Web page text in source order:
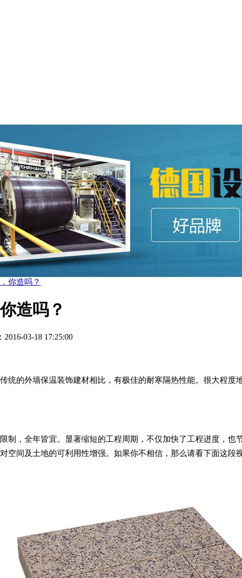
你造吗？
造吗？
2016-03-18 17:25:00
统的外墙保温装饰建材相比，有极佳的耐寒隔热性能。很大程
制，全年皆宜。显著缩短的工程周期，不仅加快了工程进度，
空间及土地的可利用性增强。如果你不相信，那么请看下面这段